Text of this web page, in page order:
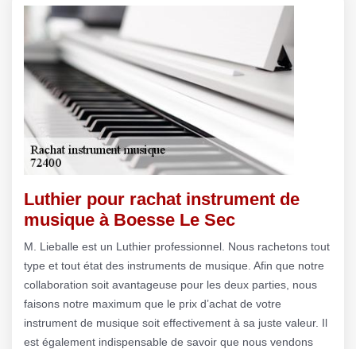
Luthier pour rachat instrument de
musique à Boesse Le Sec
M. Lieballe est un Luthier professionnel. Nous rachetons tout
type et tout état des instruments de musique. Afin que notre
collaboration soit avantageuse pour les deux parties, nous
faisons notre maximum que le prix d’achat de votre
instrument de musique soit effectivement à sa juste valeur. Il
est également indispensable de savoir que nous vendons